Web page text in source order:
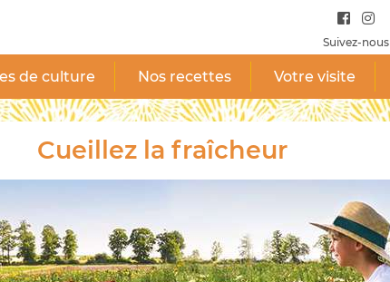
Suivez-nous
de culture Nos recettes Votre visite
Cueillez la fraîcheur